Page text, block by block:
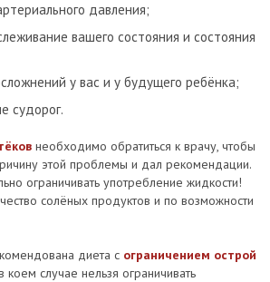
давления;
вашего состояния и состояния
у вас и у будущего ребёнка;
судорог.
необходимо обратиться к врачу, чтобы
этой проблемы и дал рекомендации.
ограничивать употребление жидкости!
солёных продуктов и по возможности
диета с ограничением острой
коем случае нельзя ограничивать